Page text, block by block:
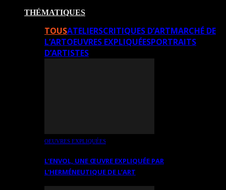
THÉMATIQUES
TOUSATELIERSCRITIQUES D’ARTMARCHÉ DE
L’ARTOEUVRES EXPLIQUÉESPORTRAITS
D’ARTISTES
OEUVRES EXPLIQUÉES
L’ENVOL, UNE ŒUVRE EXPLIQUÉE PAR
L’HERMÉNEUTIQUE DE L’ART